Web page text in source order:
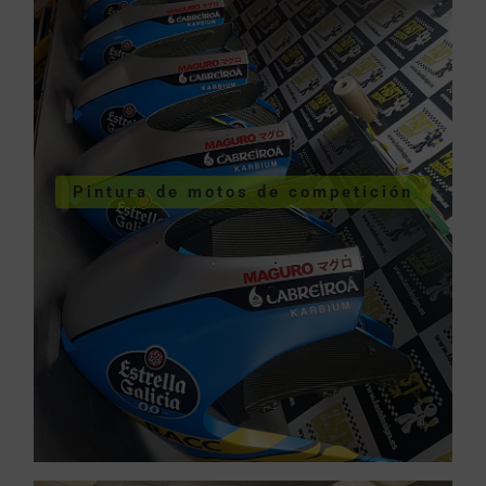
Pintura de motos de competición
Pintura de motos de
competición
VER PINTURA MOTOS
COMPETICIÓN